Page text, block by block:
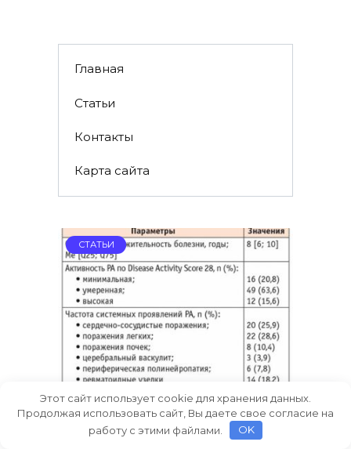
Главная
Статьи
Контакты
Карта сайта
СТАТЬИ
Определение активности
ревматоидного артрита с
помощью калькулятора DAS28
Этот сайт использует cookie для хранения данных.
Продолжая использовать сайт, Вы даете свое согласие на
работу с этими файлами.
OK